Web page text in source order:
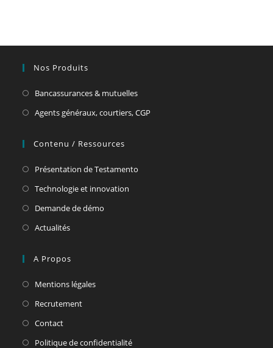
Nos Produits
Bancassurances & mutuelles
Agents généraux, courtiers, CGP
Contenu / Ressources
Présentation de Testamento
Technologie et innovation
Demande de démo
Actualités
A Propos
Mentions légales
Recrutement
Contact
Politique de confidentialité